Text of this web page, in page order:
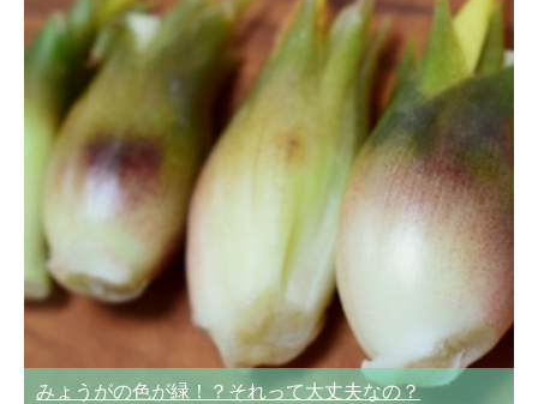
みょうがの色が緑！？それって大丈夫なの？